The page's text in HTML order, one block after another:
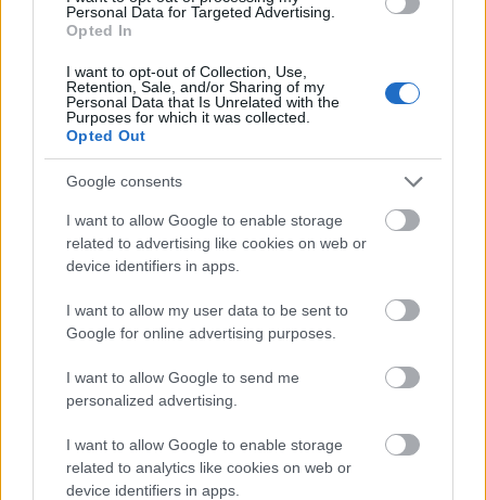
Personal Data for Targeted Advertising.
Opted In
I want to opt-out of Collection, Use,
Retention, Sale, and/or Sharing of my
Personal Data that Is Unrelated with the
Purposes for which it was collected.
Opted Out
Google consents
I want to allow Google to enable storage
related to advertising like cookies on web or
device identifiers in apps.
I want to allow my user data to be sent to
Google for online advertising purposes.
I want to allow Google to send me
personalized advertising.
I want to allow Google to enable storage
related to analytics like cookies on web or
device identifiers in apps.
sziklájához,melyről szintén készült már bejegyzés. Innen már nincs messze
az Írott-kő és a kilátó, ahonnan csodálatos körpanoráma nyílik a Balatontól a
Schneebergen túl